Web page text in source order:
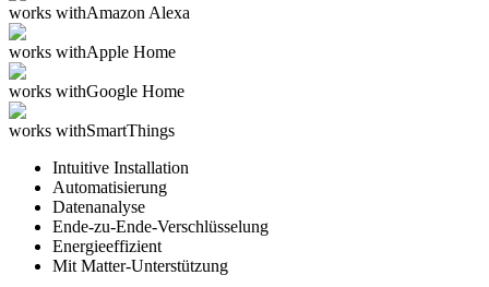
works withAmazon Alexa
works withApple Home
works withGoogle Home
works withSmartThings
Intuitive Installation
Automatisierung
Datenanalyse
Ende-zu-Ende-Verschlüsselung
Energieeffizient
Mit Matter-Unterstützung